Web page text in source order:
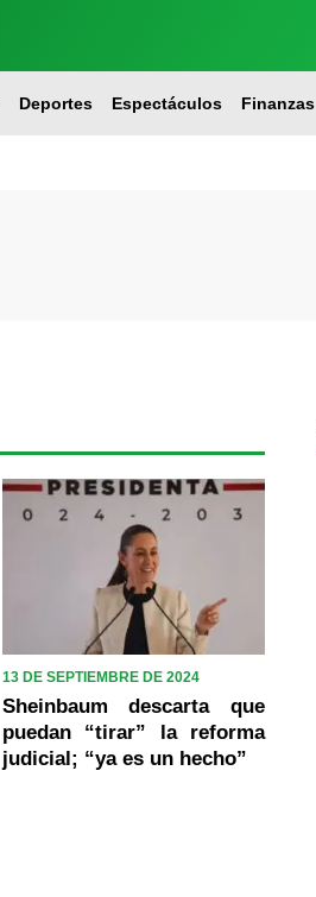
Deportes Espectáculos Finanzas
13 DE SEPTIEMBRE DE 2024
Sheinbaum descarta que
puedan “tirar” la reforma
judicial; “ya es un hecho”